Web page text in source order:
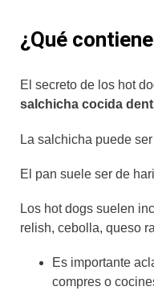
¿Qué
El secreto de los hot
salchicha cocida
La salchicha puede
El pan suele ser de
Los hot dogs suelen
relish, cebolla, queso
Es importante
compres o